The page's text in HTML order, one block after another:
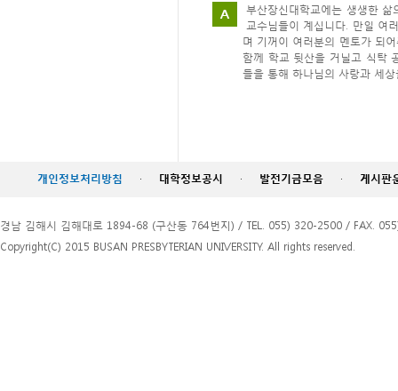
A
부산장신대학교에는 생생한
교수님들이 계십니다. 만일 여
며 기꺼이 여러분의 멘토가 되
함께 학교 뒷산을 거닐고 식탁
들을 통해 하나님의 사랑과 세
개인정보처리방침 · 대학정보공시 · 발전기금모음 · 게시판
경남 김해시 김해대로 1894-68 (구산동 764번지) / TEL. 055) 320-2500 / FAX.
Copyright(C) 2015 BUSAN PRESBYTERIAN UNIVERSITY. All rights reserved.